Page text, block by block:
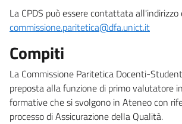
La CPDS può essere contattata
commissione.paritetica@dfa.unict.it
Compiti
La Commissione Paritetica Docenti-
preposta alla funzione di primo valutatore
formative che si svolgono in Ateneo con
processo di Assicurazione della Qualità.